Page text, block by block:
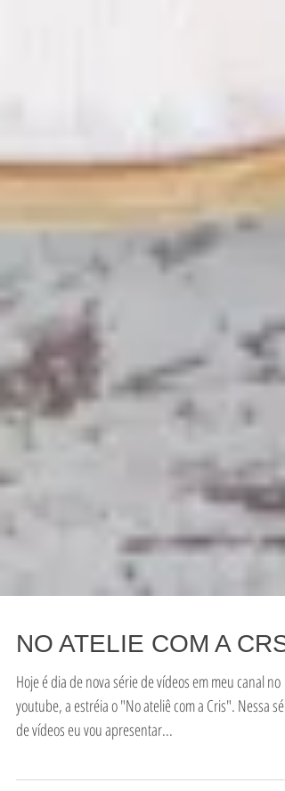
NO ATELIE COM A CRS
Hoje é dia de nova série de vídeos em meu canal no
youtube, a estréia o "No ateliê com a Cris". Nessa